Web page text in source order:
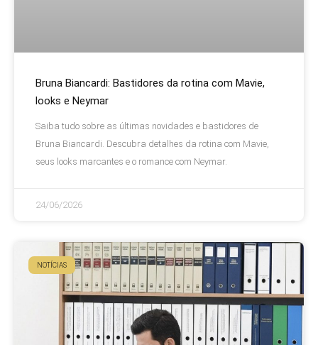
Bruna Biancardi: Bastidores da rotina com Mavie,
looks e Neymar
Saiba tudo sobre as últimas novidades e bastidores de
Bruna Biancardi. Descubra detalhes da rotina com Mavie,
seus looks marcantes e o romance com Neymar.
24/06/2026
NOTÍCIAS